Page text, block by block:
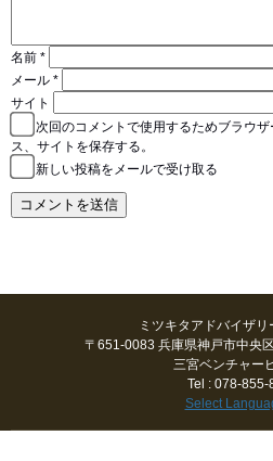
名前 *
メール *
サイト
次回のコメントで使用するためブラウ
ス、サイトを保存する。
新しい投稿をメールで受け取る
ミツキタアドバイザ
〒651-0083 兵庫県神戸市中央
三宮ベンチャー
Tel : 078-855-
Select